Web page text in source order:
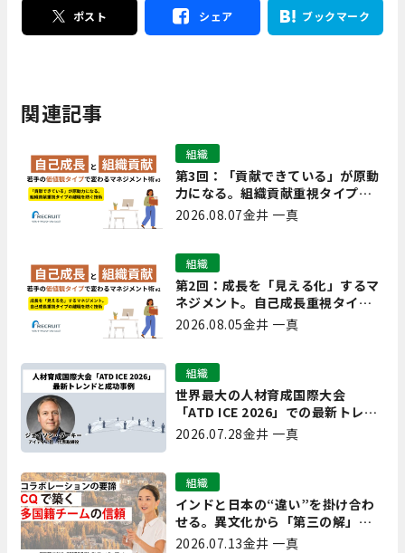
ポスト シェア ブックマーク
関連記事
第3回：「貢献できている」が原動
力になる。組織貢献重視タイプの
離職を防ぐ技術
組織
2026.08.07金井 一真
第2回：成長を「見える化」するマ
ネジメント。自己成長重視タイプ
の離職を防ぐ技術
組織
2026.08.05金井 一真
世界最大の人材育成国際大会
「ATD ICE 2026」での最新トレン
ドと成功事例｜「重要で実用的
な、日本にも合う」ホットトピッ
組織
2026.07.28金井 一真
インドと日本の“違い”を掛け合わ
せる。異文化から「第三の解」を
生み出す実践【現場を変えるCQ白
組織
2026.07.13金井 一真